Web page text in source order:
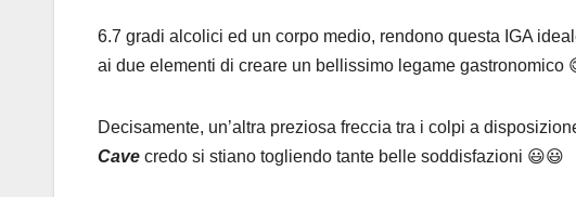
6.7 gradi alcolici ed un corpo medio, rendono questa IGA
ai due elementi di creare un bellissimo legame gastronomico
Decisamente, un’altra preziosa freccia tra i colpi a
Cave credo si stiano togliendo tante belle soddisfazioni 😃😃